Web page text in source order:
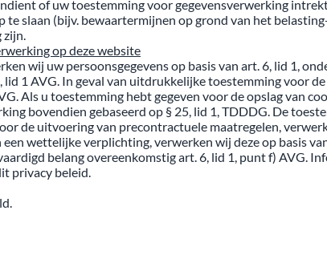
of uw toestemming voor gegevensverwerking
slaan (bijv. bewaartermijnen op grond van het
zijn.
op deze website
wij uw persoonsgegevens op basis van art. 6, lid 1,
1 AVG. In geval van uitdrukkelijke toestemming voor
Als u toestemming hebt gegeven voor de opslag van
bovendien gebaseerd op § 25, lid 1, TDDDG. De
de uitvoering van precontractuele maatregelen,
wettelijke verplichting, verwerken wij deze op basis
belang overeenkomstig art. 6, lid 1, punt f) AVG.
privacy beleid.